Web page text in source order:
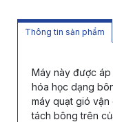
Thông tin sản phẩm
Máy này được
hóa học dạng
máy quạt gió
tách bông trên